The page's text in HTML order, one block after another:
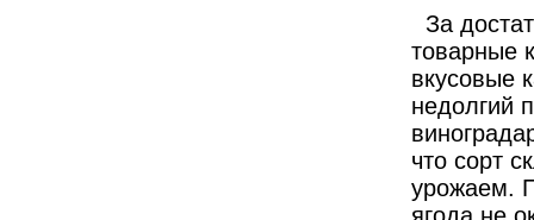
За
товарные
вкусовые
недолгий
что сорт
урожаем.